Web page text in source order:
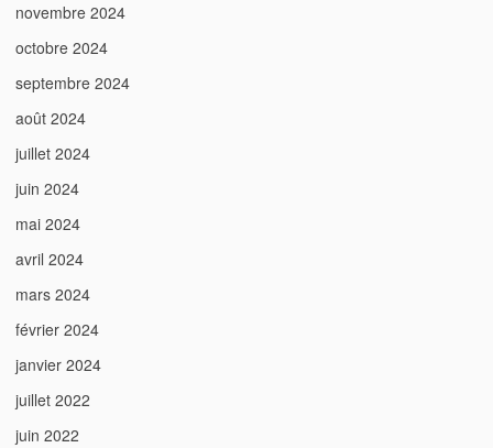
novembre 2024
octobre 2024
septembre 2024
août 2024
juillet 2024
juin 2024
mai 2024
avril 2024
mars 2024
février 2024
janvier 2024
juillet 2022
juin 2022